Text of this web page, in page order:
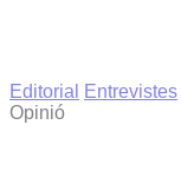
Editorial
Entrevistes
Opinió